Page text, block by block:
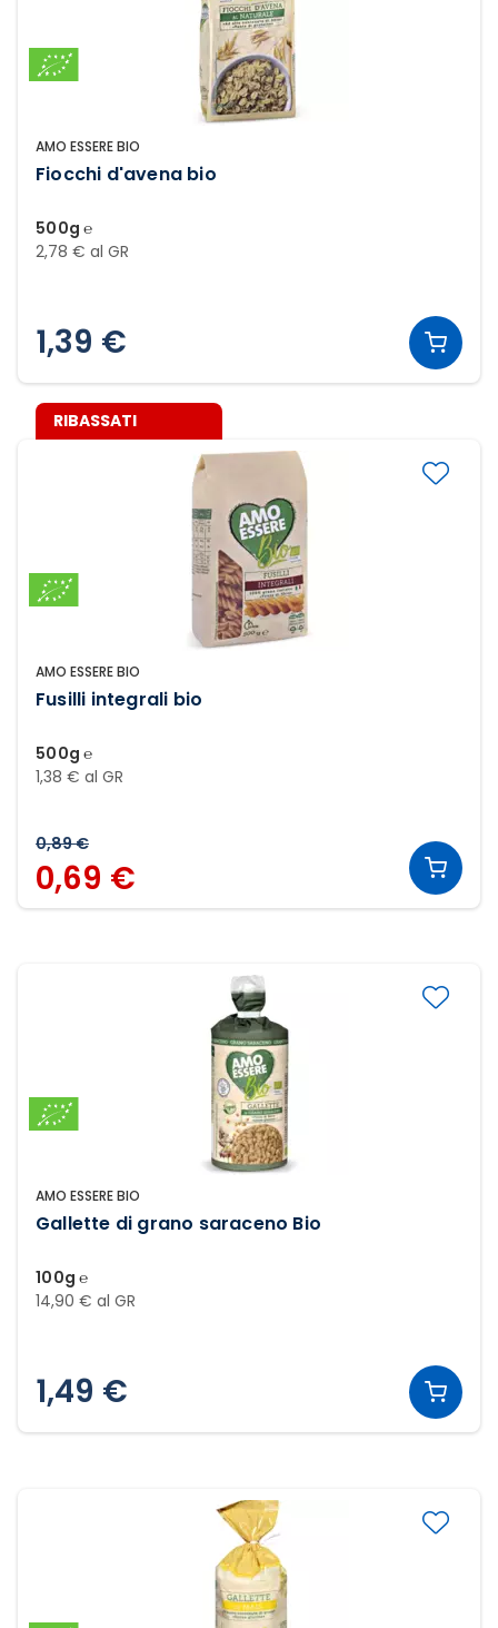
AMO ESSERE BIO
Fiocchi d'avena bio
500g ℮
2,78 € al GR
1,39 €
AMO ESSERE BIO
Fusilli integrali bio
500g ℮
1,38 € al GR
RIBASSATI
0,89 €
0,69 €
AMO ESSERE BIO
Gallette di grano saraceno Bio
100g ℮
14,90 € al GR
1,49 €